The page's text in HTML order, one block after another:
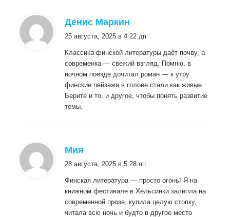
Денис Маркин
25 августа, 2025 в 4:22 дп
Классика финской литературы даёт почву, а
современка — свежий взгляд. Помню, в
ночном поезде дочитал роман — к утру
финские пейзажи в голове стали как живые.
Берите и то, и другое, чтобы понять развитие
темы.
Мия
28 августа, 2025 в 5:28 пп
Финская литература — просто огонь! Я на
книжном фестивале в Хельсинки залипла на
современной прозе, купила целую стопку,
читала всю ночь и будто в другое место